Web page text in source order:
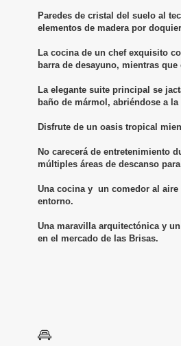
Paredes de cristal del suelo al
elementos de madera por
La cocina de un chef exquisito
barra de desayuno, mientras
La elegante suite principal se
baño de mármol, abriéndose a
Disfrute de un oasis tropical
No carecerá de entretenimiento
múltiples áreas de descanso
Una cocina y  un comedor al
entorno.
Una maravilla arquitectónica y
en el mercado de las Brisas.